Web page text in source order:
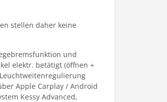
stellen daher keine
und
elektr. betätigt (öffnen +
Apple Carplay / Android
Kessy Advanced,